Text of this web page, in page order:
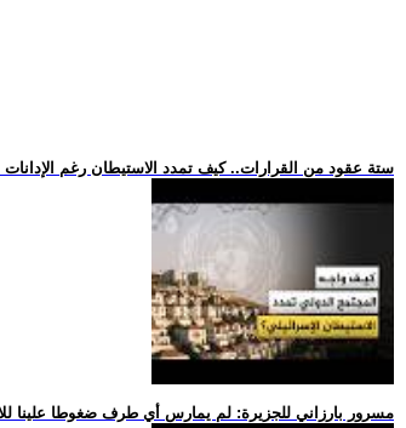
.. ستة عقود من القرارات.. كيف تمدد الاستيطان رغم الإدانات
.. مسرور بارزاني للجزيرة: لم يمارس أي طرف ضغوطا علينا